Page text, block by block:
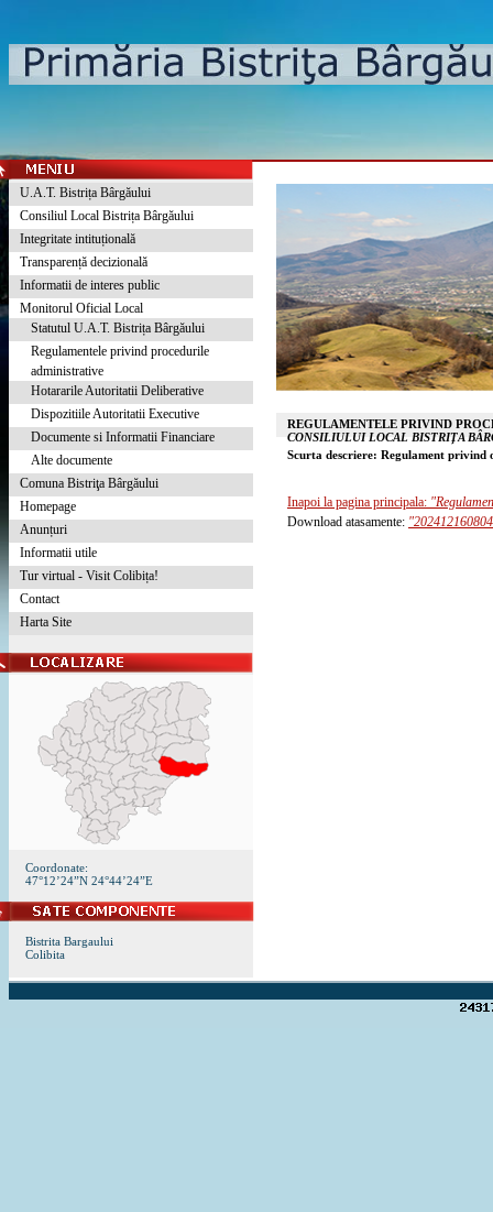
U.A.T. Bistrița Bârgăului
Consiliul Local Bistrița Bârgăului
Integritate intituțională
Transparență decizională
Informatii de interes public
Monitorul Oficial Local
Statutul U.A.T. Bistrița Bârgăului
Regulamentele privind procedurile
administrative
Hotararile Autoritatii Deliberative
Dispozitiile Autoritatii Executive
Documente si Informatii Financiare
Alte documente
Comuna Bistriţa Bârgăului
Homepage
Anunțuri
Informatii utile
Tur virtual - Visit Colibița!
Contact
Harta Site
Coordonate:
47°12’24”N 24°44’24”E
Bistrita Bargaului
Colibita
REGULAMENTELE PRIVIND
CONSILIULUI LOCAL BISTRIȚA
Scurta descriere: Regulament
Inapoi la pagina principala:
Download atasamente: